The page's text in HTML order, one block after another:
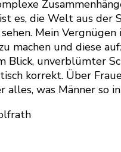
es, die Welt aus der
Mein Vergnügen
machen und diese
Blick, unverblümter
korrekt. Über
alles, was Männer so